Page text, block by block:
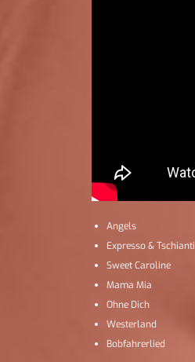
Angels
Expresso & Tschianti
Sweet Caroline
Mama Mia
Ohne Dich
Westerland
Bobfahrerlied